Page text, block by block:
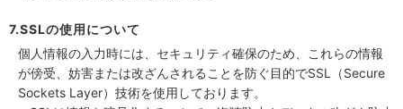
7.SSLの使用について
個人情報の入力時には、セキュリティ確保のため、これらの情報
が傍受、妨害または改ざんされることを防ぐ目的でSSL（Secure
Sockets Layer）技術を使用しております。